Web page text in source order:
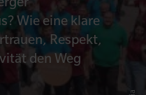
Wie eine klare
Respekt,
den Weg